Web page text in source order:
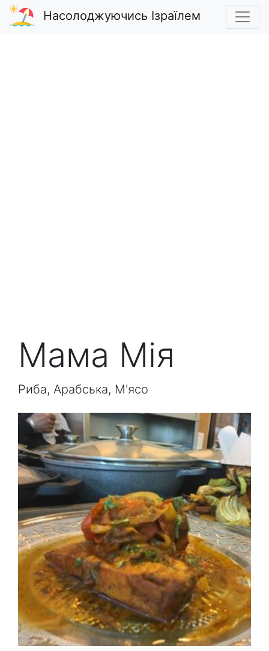
Насолоджуючись Ізраїлем
Мама Мія
Риба, Арабська, М'ясо